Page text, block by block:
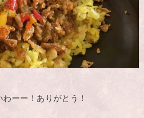
ーー！ありがとう！